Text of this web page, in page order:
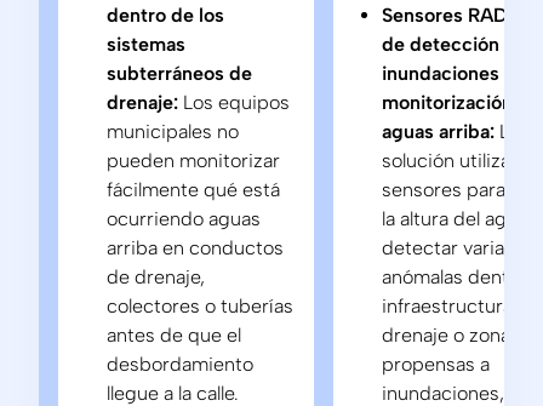
dentro de los
sistemas
subterráneos de
drenaje: Los equipos
municipales no
pueden monitorizar
fácilmente qué está
ocurriendo aguas
arriba en conductos
de drenaje,
colectores o tuberías
antes de que el
desbordamiento
llegue a la calle.
Sensores RADAR
de detección de
inundaciones
monitorización
aguas arriba:La
solución utiliza
sensores para
la altura del agua y
detectar
anómalas dentro
infraestructuras
drenaje o zonas
propensas a
inundaciones,